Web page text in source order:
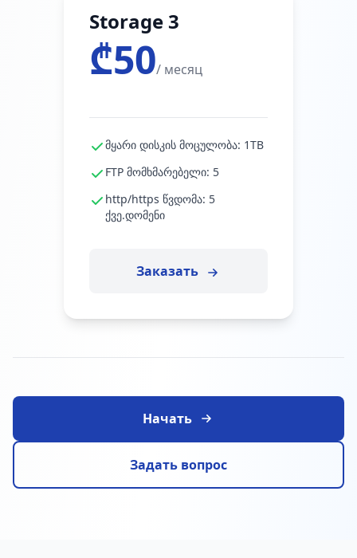
Storage 3
₾50/ месяц
მყარი დისკის მოცულობა: 1TB
FTP მომხმარებელი: 5
http/https წვდომა: 5
ქვე.დომენი
Заказать
Начать
Задать вопрос